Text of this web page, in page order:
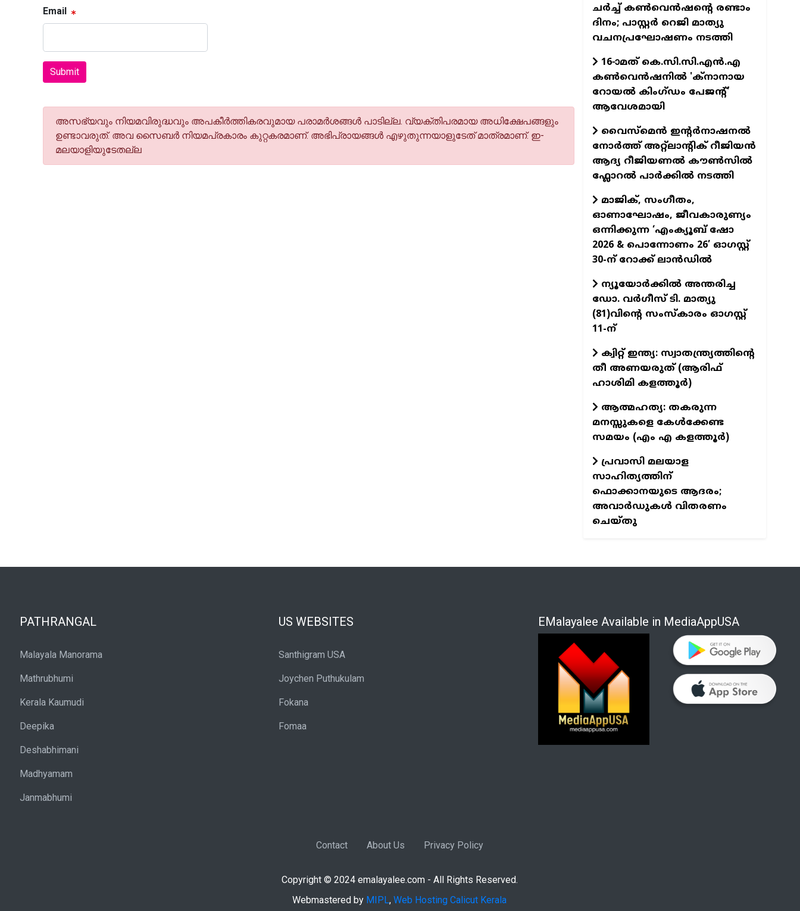
Email
Submit
അസഭ്യവും നിയമവിരുദ്ധവും അപകീര്‍ത്തികരവുമായ പരാമര്‍ശങ്ങള്‍ പാടില്ല. വ്യക്തിപരമായ അധിക്ഷേപങ്ങളും
ഉണ്ടാവരുത്. അവ സൈബര്‍ നിയമപ്രകാരം കുറ്റകരമാണ്. അഭിപ്രായങ്ങള്‍ എഴുതുന്നയാളുടേത് മാത്രമാണ്. ഇ-
മലയാളിയുടേതല്ല
ചർച്ച് കൺവെൻഷന്റെ രണ്ടാം
ദിനം; പാസ്റ്റർ റെജി മാത്യു
വചനപ്രഘോഷണം നടത്തി
16-ാമത് കെ.സി.സി.എന്‍.എ
കൺവെൻഷനിൽ 'ക്നാനായ
റോയൽ കിംഗ്ഡം പേജന്റ്'
ആവേശമായി
വൈസ്മെൻ ഇന്റർനാഷനൽ
നോർത്ത് അറ്റ്ലാന്റിക് റീജിയൻ
ആദ്യ റീജിയണൽ കൗൺസിൽ
ഫ്ലോറൽ പാർക്കിൽ നടത്തി
മാജിക്, സംഗീതം,
ഓണാഘോഷം, ജീവകാരുണ്യം
ഒന്നിക്കുന്ന ‘എംക്യൂബ് ഷോ
2026 & പൊന്നോണം 26’ ഓഗസ്റ്റ്
30-ന് റോക്ക് ലാന്‍ഡില്‍
ന്യൂയോര്‍ക്കില്‍ അന്തരിച്ച
ഡോ. വര്‍ഗീസ് ടി. മാത്യു
(81)വിന്റെ സംസ്‌കാരം ഓഗസ്റ്റ്
11-ന്‌
ക്വിറ്റ് ഇന്ത്യ: സ്വാതന്ത്ര്യത്തിന്റെ
തീ അണയരുത് (ആരിഫ്
ഹാശിമി കളത്തൂർ)
ആത്മഹത്യ: തകരുന്ന
മനസ്സുകളെ കേൾക്കേണ്ട
സമയം (എം എ കളത്തൂർ)
പ്രവാസി മലയാള
സാഹിത്യത്തിന്
ഫൊക്കാനയുടെ ആദരം;
അവാർഡുകൾ വിതരണം
ചെയ്തു
PATHRANGAL
Malayala Manorama
Mathrubhumi
Kerala Kaumudi
Deepika
Deshabhimani
Madhyamam
Janmabhumi
US WEBSITES
Santhigram USA
Joychen Puthukulam
Fokana
Fomaa
EMalayalee Available in MediaAppUSA
Contact About Us Privacy Policy
Copyright © 2024 emalayalee.com - All Rights Reserved.
Webmastered by MIPL, Web Hosting Calicut Kerala